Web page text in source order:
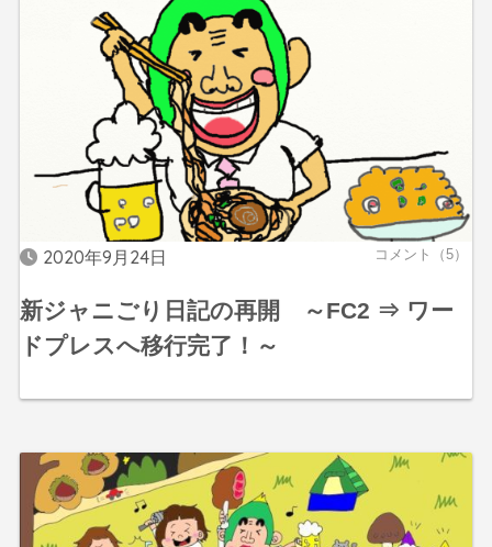
2020年9月24日 コメント（5）
新ジャニごり日記の再開 ～FC2 ⇒ ワー
ドプレスへ移行完了！～